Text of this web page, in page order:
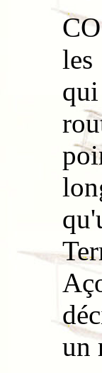
les
un